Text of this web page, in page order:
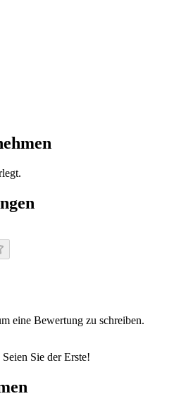
eine Bewertung zu schreiben.
Sie der Erste!